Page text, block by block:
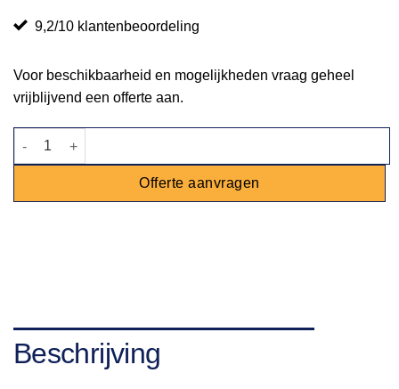
9,2/10 klantenbeoordeling
Voor beschikbaarheid en mogelijkheden vraag geheel
vrijblijvend een offerte aan.
Warmhoudbrug met plaat 2/1GN - 2 kappen aantal
Offerte aanvragen
Beschrijving